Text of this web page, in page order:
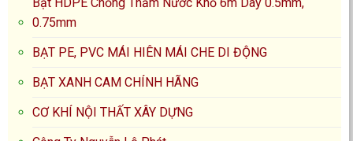
Bạt HDPE Chống Thấm Nước Khổ 6m Dày 0.5mm,
0.75mm
BẠT PE, PVC MÁI HIÊN MÁI CHE DI ĐỘNG
BẠT XANH CAM CHÍNH HÃNG
CƠ KHÍ NỘI THẤT XÂY DỰNG